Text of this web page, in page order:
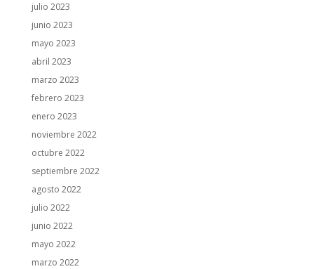
julio 2023
junio 2023
mayo 2023
abril 2023
marzo 2023
febrero 2023
enero 2023
noviembre 2022
octubre 2022
septiembre 2022
agosto 2022
julio 2022
junio 2022
mayo 2022
marzo 2022